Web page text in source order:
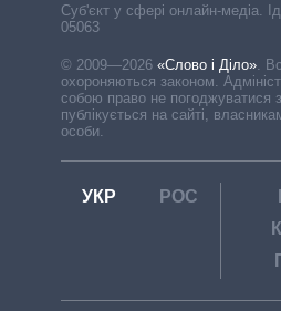
Cуб'єкт у сфері онлайн-медіа.
05063
© 2009—2026 «Слово і Діло»
охороняються законом.
собою право не погоджуватися
публікується на сайті,
особи.
УКР РОС